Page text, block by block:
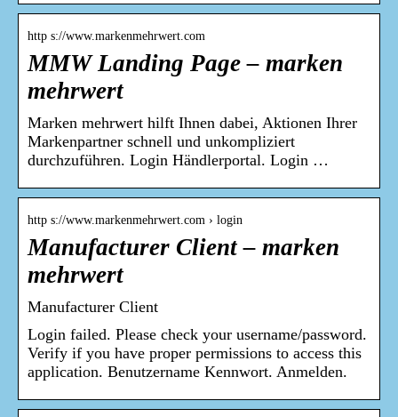
http s://www.markenmehrwert.com
MMW Landing Page – marken
mehrwert
Marken mehrwert hilft Ihnen dabei, Aktionen Ihrer
Markenpartner schnell und unkompliziert
durchzuführen. Login Händlerportal. Login …
http s://www.markenmehrwert.com › login
Manufacturer Client – marken
mehrwert
Manufacturer Client
Login failed. Please check your username/password.
Verify if you have proper permissions to access this
application. Benutzername Kennwort. Anmelden.